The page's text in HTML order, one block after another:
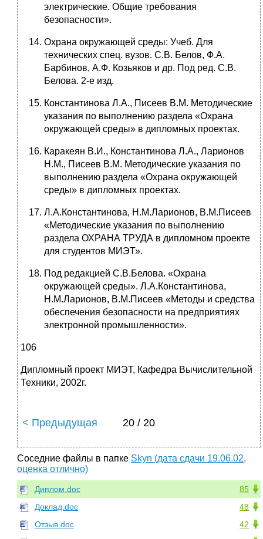
электрические. Общие требования
безопасности».
Охрана окружающей среды: Учеб. Для
технических спец. вузов. С.В. Белов, Ф.А.
Барбинов, А.Ф. Козьяков и др. Под ред. С.В.
Белова. 2-е изд.
Константинова Л.А., Писеев В.М. Методические
указания по выполнению раздела «Охрана
окружающей среды» в дипломных проектах.
Каракеян В.И., Константинова Л.А., Ларионов
Н.М., Писеев В.М. Методические указания по
выполнению раздела «Охрана окружающей
среды» в дипломных проектах.
Л.А.Константинова, Н.М.Ларионов, В.М.Писеев
«Методические указания по выполнению
раздела ОХРАНА ТРУДА в дипломном проекте
для студентов МИЭТ».
Под редакцией С.В.Белова. «Охрана
окружающей среды». Л.А.Константинова,
Н.М.Ларионов, В.М.Писеев «Методы и средства
обеспечения безопасности на предприятиях
электронной промышленности».
106
Дипломный проект МИЭТ, Кафедра Вычислительной
Техники, 2002г.
< Предыдущая 20 / 20
Соседние файлы в папке Skyn (дата сдачи 19.06.02,
оценка отлично)
85
Диплом.doc
48
Доклад.doc
42
Отзыв.doc